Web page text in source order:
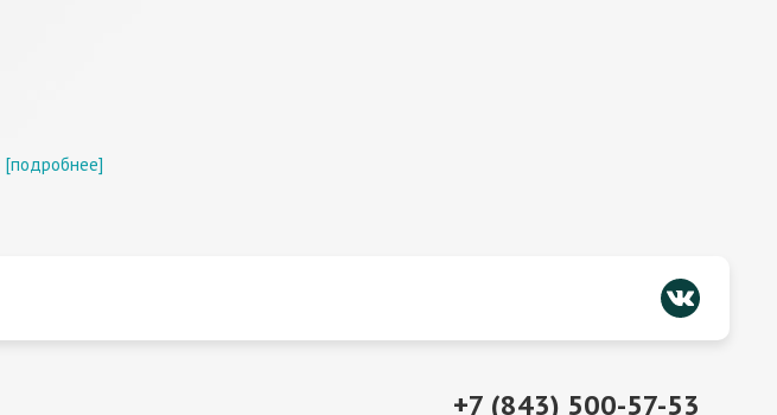
[подробнее]
+7 (843) 500-57-53